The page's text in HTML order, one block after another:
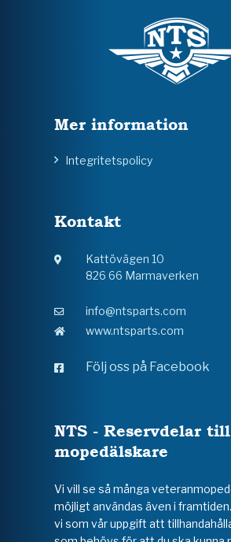
Mer information
Integritetspolicy
Kontakt
Kattövägen 10
826 66 Marmaverken
info@ntsparts.com
www.ntsparts.com
Följ oss på Facebook
NTS - Reservdelar till
mopedälskare
Vi vill se så många
möjligt användas även i
vi som vår uppgift att